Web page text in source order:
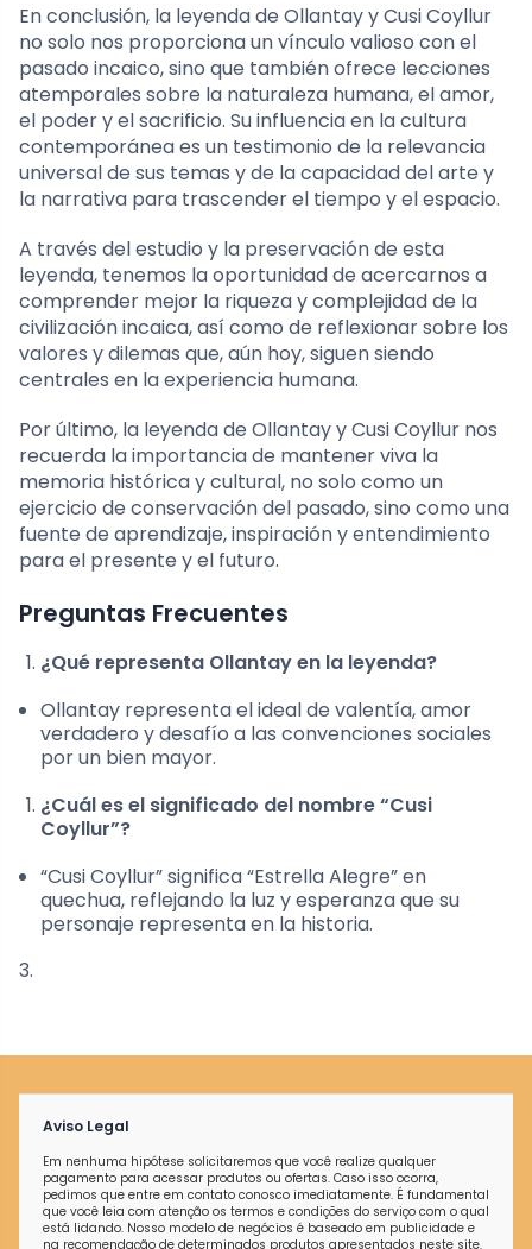
En conclusión, la leyenda de Ollantay y Cusi Coyllur
no solo nos proporciona un vínculo valioso con el
pasado incaico, sino que también ofrece lecciones
atemporales sobre la naturaleza humana, el amor,
el poder y el sacrificio. Su influencia en la cultura
contemporánea es un testimonio de la relevancia
universal de sus temas y de la capacidad del arte y
la narrativa para trascender el tiempo y el espacio.
A través del estudio y la preservación de esta
leyenda, tenemos la oportunidad de acercarnos a
comprender mejor la riqueza y complejidad de la
civilización incaica, así como de reflexionar sobre los
valores y dilemas que, aún hoy, siguen siendo
centrales en la experiencia humana.
Por último, la leyenda de Ollantay y Cusi Coyllur nos
recuerda la importancia de mantener viva la
memoria histórica y cultural, no solo como un
ejercicio de conservación del pasado, sino como una
fuente de aprendizaje, inspiración y entendimiento
para el presente y el futuro.
Preguntas Frecuentes
¿Qué representa Ollantay en la leyenda?
Ollantay representa el ideal de valentía, amor
verdadero y desafío a las convenciones sociales
por un bien mayor.
¿Cuál es el significado del nombre “Cusi
Coyllur”?
“Cusi Coyllur” significa “Estrella Alegre” en
quechua, reflejando la luz y esperanza que su
personaje representa en la historia.
3.
Aviso Legal
Em nenhuma hipótese solicitaremos que você realize qualquer
pagamento para acessar produtos ou ofertas. Caso isso ocorra,
pedimos que entre em contato conosco imediatamente. É fundamental
que você leia com atenção os termos e condições do serviço com o qual
está lidando. Nosso modelo de negócios é baseado em publicidade e
na recomendação de determinados produtos apresentados neste site.